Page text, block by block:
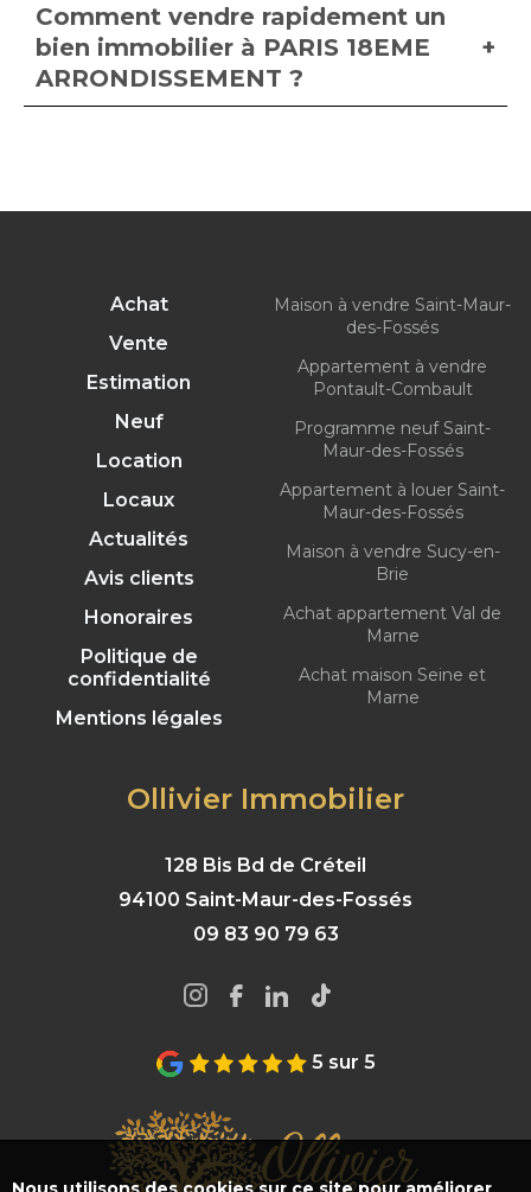
Comment vendre rapidement un
bien immobilier à PARIS 18EME
ARRONDISSEMENT ?
Achat
Vente
Estimation
Neuf
Location
Locaux
Actualités
Avis clients
Honoraires
Politique de
confidentialité
Mentions légales
Maison à vendre Saint-Maur-
des-Fossés
Appartement à vendre
Pontault-Combault
Programme neuf Saint-
Maur-des-Fossés
Appartement à louer Saint-
Maur-des-Fossés
Maison à vendre Sucy-en-
Brie
Achat appartement Val de
Marne
Achat maison Seine et
Marne
Ollivier Immobilier
128 Bis Bd de Créteil
94100 Saint-Maur-des-Fossés
09 83 90 79 63
5 sur 5